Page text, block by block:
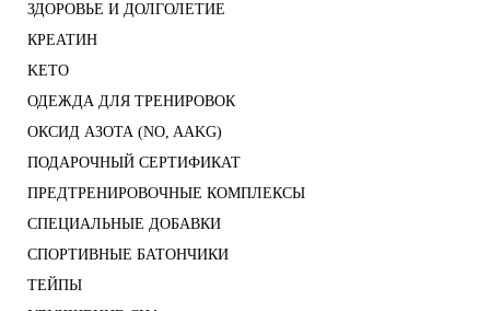
ЗДОРОВЬЕ И ДОЛГОЛЕТИЕ
КРЕАТИН
KETO
ОДЕЖДА ДЛЯ ТРЕНИРОВОК
ОКСИД АЗОТА (NO, AAKG)
ПОДАРОЧНЫЙ СЕРТИФИКАТ
ПРЕДТРЕНИРОВОЧНЫЕ КОМПЛЕКСЫ
СПЕЦИАЛЬНЫЕ ДОБАВКИ
СПОРТИВНЫЕ БАТОНЧИКИ
ТЕЙПЫ